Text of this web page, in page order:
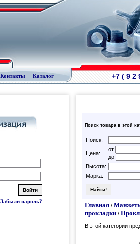
Контакты Каталог +7 ( 9 2
Забыли пароль?
Поиск товара в этой
Поиск:
Цена:
от
до
Высота:
Марка:
Главная /
прокладки /
В этой категории